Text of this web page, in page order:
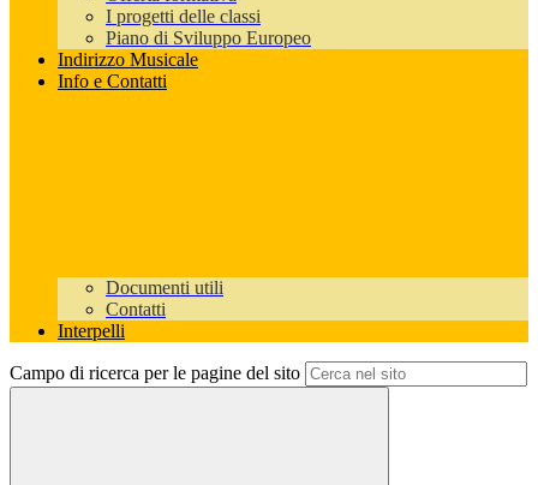
I progetti delle classi
Piano di Sviluppo Europeo
Indirizzo Musicale
Info e Contatti
Documenti utili
Contatti
Interpelli
Campo di ricerca per le pagine del sito